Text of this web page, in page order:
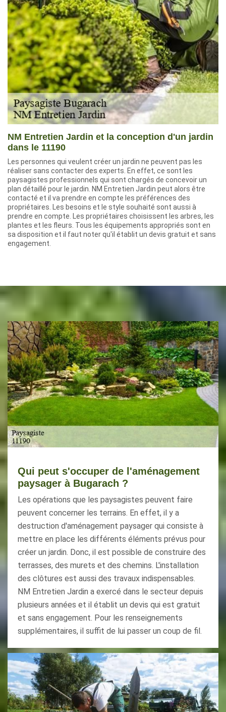
NM Entretien Jardin et la conception d'un jardin
dans le 11190
Les personnes qui veulent créer un jardin ne peuvent pas les
réaliser sans contacter des experts. En effet, ce sont les
paysagistes professionnels qui sont chargés de concevoir un
plan détaillé pour le jardin. NM Entretien Jardin peut alors être
contacté et il va prendre en compte les préférences des
propriétaires. Les besoins et le style souhaité sont aussi à
prendre en compte. Les propriétaires choisissent les arbres, les
plantes et les fleurs. Tous les équipements appropriés sont en
sa disposition et il faut noter qu'il établit un devis gratuit et sans
engagement.
Qui peut s'occuper de l'aménagement
paysager à Bugarach ?
Les opérations que les paysagistes peuvent faire
peuvent concerner les terrains. En effet, il y a
destruction d'aménagement paysager qui consiste à
mettre en place les différents éléments prévus pour
créer un jardin. Donc, il est possible de construire des
terrasses, des murets et des chemins. L'installation
des clôtures est aussi des travaux indispensables.
NM Entretien Jardin a exercé dans le secteur depuis
plusieurs années et il établit un devis qui est gratuit
et sans engagement. Pour les renseignements
supplémentaires, il suffit de lui passer un coup de fil.